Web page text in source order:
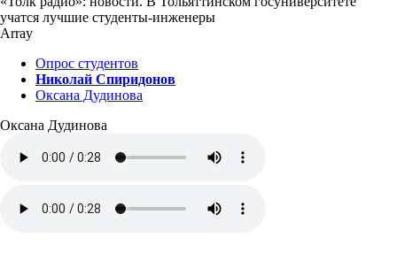
учатся лучшие студенты-инженеры
Array
Опрос студентов
Николай Спиридонов
Оксана Дудинова
Оксана Дудинова